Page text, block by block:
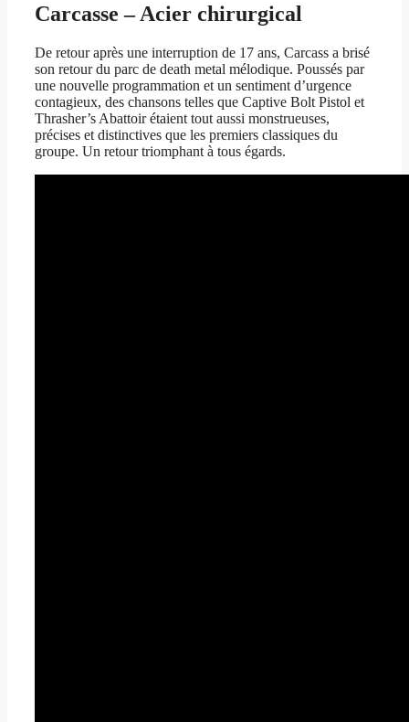
Carcasse – Acier chirurgical
De retour après une interruption de 17 ans, Carcass a brisé
son retour du parc de death metal mélodique. Poussés par
une nouvelle programmation et un sentiment d’urgence
contagieux, des chansons telles que Captive Bolt Pistol et
Thrasher’s Abattoir étaient tout aussi monstrueuses,
précises et distinctives que les premiers classiques du
groupe. Un retour triomphant à tous égards.